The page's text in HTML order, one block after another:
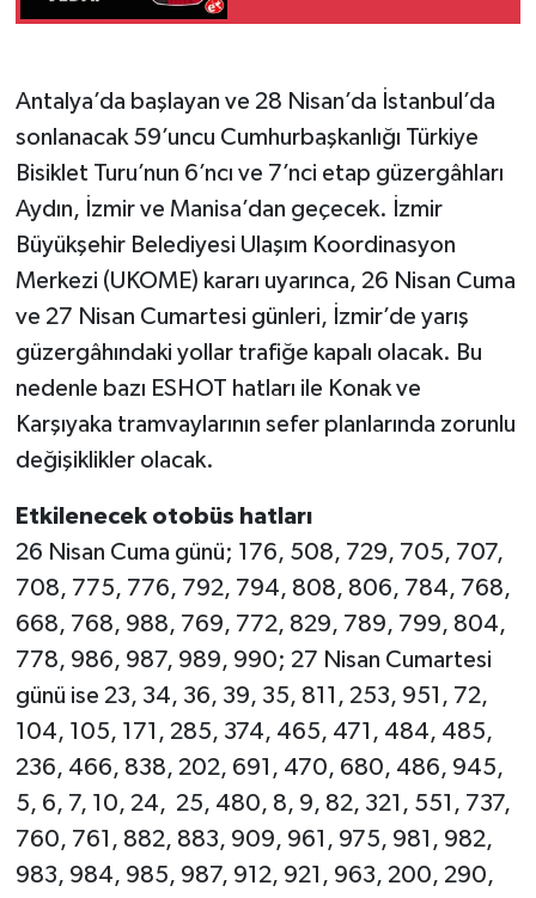
Antalya’da başlayan ve 28 Nisan’da İstanbul’da
sonlanacak 59’uncu Cumhurbaşkanlığı Türkiye
Bisiklet Turu’nun 6’ncı ve 7’nci etap güzergâhları
Aydın, İzmir ve Manisa’dan geçecek. İzmir
Büyükşehir Belediyesi Ulaşım Koordinasyon
Merkezi (UKOME) kararı uyarınca, 26 Nisan Cuma
ve 27 Nisan Cumartesi günleri, İzmir’de yarış
güzergâhındaki yollar trafiğe kapalı olacak. Bu
nedenle bazı ESHOT hatları ile Konak ve
Karşıyaka tramvaylarının sefer planlarında zorunlu
değişiklikler olacak.
Etkilenecek otobüs hatları
26 Nisan Cuma günü; 176, 508, 729, 705, 707,
708, 775, 776, 792, 794, 808, 806, 784, 768,
668, 768, 988, 769, 772, 829, 789, 799, 804,
778, 986, 987, 989, 990; 27 Nisan Cumartesi
günü ise 23, 34, 36, 39, 35, 811, 253, 951, 72,
104, 105, 171, 285, 374, 465, 471, 484, 485,
236, 466, 838, 202, 691, 470, 680, 486, 945,
5, 6, 7, 10, 24, 25, 480, 8, 9, 82, 321, 551, 737,
760, 761, 882, 883, 909, 961, 975, 981, 982,
983, 984, 985, 987, 912, 921, 963, 200, 290,